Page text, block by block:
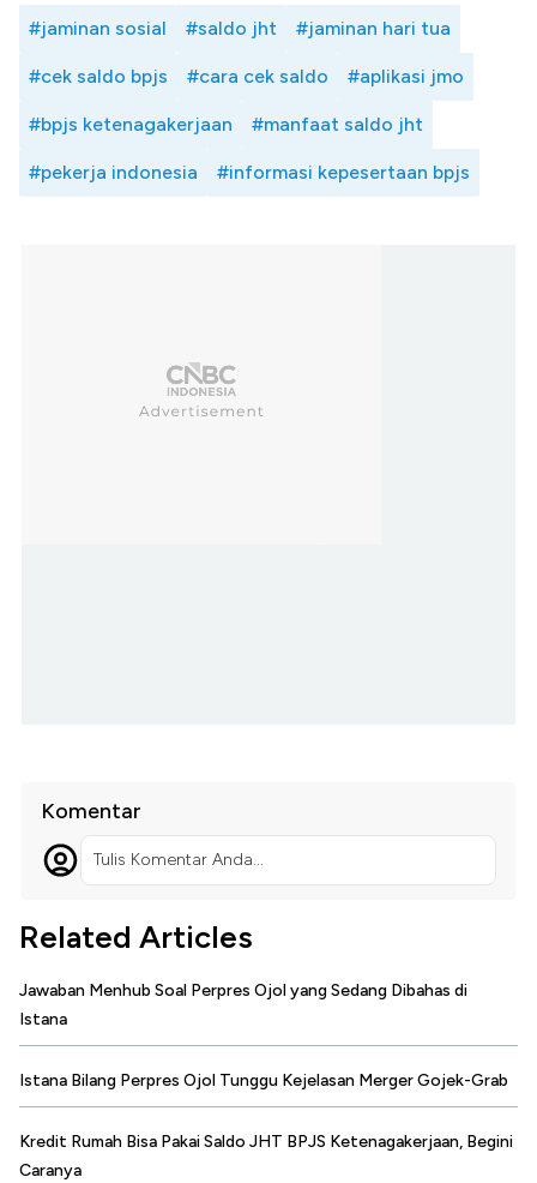
#jaminan sosial #saldo jht #jaminan hari tua
#cek saldo bpjs #cara cek saldo #aplikasi jmo
#bpjs ketenagakerjaan #manfaat saldo jht
#pekerja indonesia #informasi kepesertaan bpjs
Komentar
Tulis Komentar Anda...
Related Articles
Jawaban Menhub Soal Perpres Ojol yang Sedang Dibahas di
Istana
Istana Bilang Perpres Ojol Tunggu Kejelasan Merger Gojek-Grab
Kredit Rumah Bisa Pakai Saldo JHT BPJS Ketenagakerjaan, Begini
Caranya